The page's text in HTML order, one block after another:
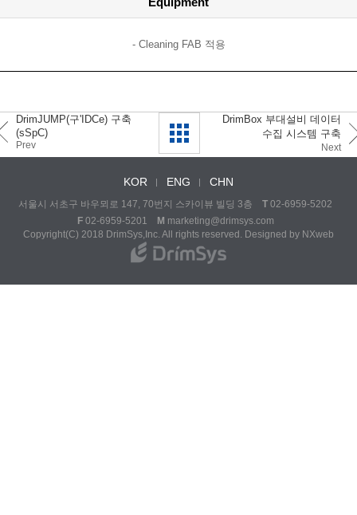
Cleaning FAB 적용
DrimJUMP(구'IDCe) 구축
(sSpC)
Prev
DrimBox 부대설비 데이터
수집 시스템 구축
Next
KOR ENG CHN
서울시 서초구 바우뫼로 147, 70번지 스카이뷰 빌딩 3층 T 02-6959-5202
F02-6959-5201 M marketing@drimsys.com
Copyright(C) 2018 DrimSys,Inc. All rights reserved. Designed by NXweb